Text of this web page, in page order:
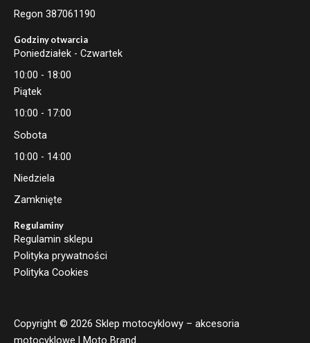
Regon 387061190
Godziny otwarcia
Poniedziałek - Czwartek
10:00 - 18:00
Piątek
10:00 - 17:00
Sobota
10:00 - 14:00
Niedziela
Zamknięte
Regulaminy
Regulamin sklepu
Polityka prywatności
Polityka Cookies
Copyright © 2026 Sklep motocyklowy – akcesoria
motocyklowe | Moto Brand